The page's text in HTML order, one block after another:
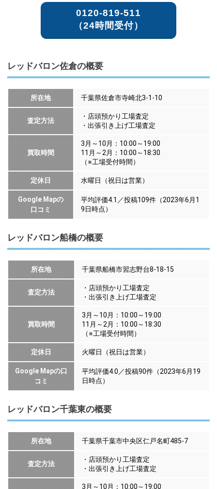
0120-819-511
（24時間受付）
レッドバロン佐倉の概要
所在地 千葉県佐倉市寺崎北3-1-10
査定方法
・店頭預かり工場査定
・出張引き上げ工場査定
買取時間
3月～10月：10:00～19:00
11月～2月：10:00～18:30
（※工場受付時間）
定休日 水曜日（祝日は営業）
Google Mapの
口コミ
平均評価4.1／投稿109件（2023年6月1
9日時点）
レッドバロン船橋の概要
所在地 千葉県船橋市習志野台8-18-15
査定方法
・店頭預かり工場査定
・出張引き上げ工場査定
買取時間
3月～10月：10:00～19:00
11月～2月：10:00～18:30
（※工場受付時間）
定休日 火曜日（祝日は営業）
Google Mapの口
コミ
平均評価4.0／投稿90件（2023年6月19
日時点）
レッドバロン千葉東の概要
所在地 千葉県千葉市中央区仁戸名町485-7
査定方法
・店頭預かり工場査定
・出張引き上げ工場査定
3月～10月：10:00～19:00